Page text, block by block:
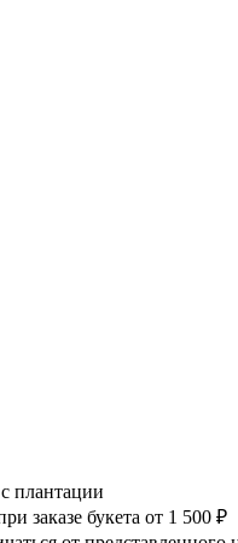
плантации
заказе букета от 1 500 ₽